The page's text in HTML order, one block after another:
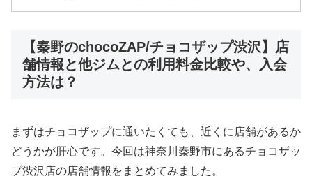
【秦野のchocoZAP/チョコザップ渋沢】店
舗情報と他ジムとの利用料金比較や、入会
方法は？
まずはチョコザップに通いたくても、近くに店舗があるか
どうかが肝心です。今回は神奈川秦野市にあるチョコザッ
プ渋沢店の店舗情報をまとめてみました。